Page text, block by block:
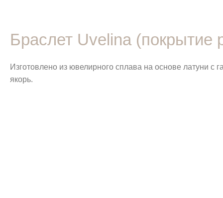
Браслет Uvelina (покрытие
Изготовлено из ювелирного сплава на основе латуни
якорь.